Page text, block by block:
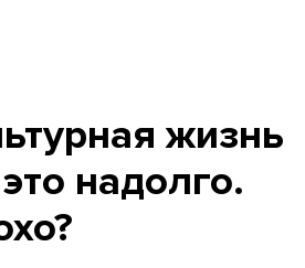
жизнь
надолго.